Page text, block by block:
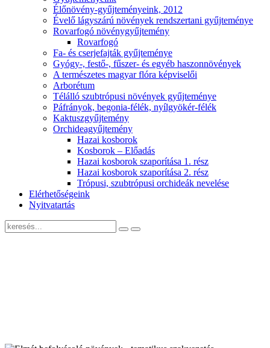
Élőnövény-gyűjteményeink, 2012
Évelő lágyszárú növények rendszertani gyűjteménye
Rovarfogó növénygyűjtemény
Rovarfogó
Fa- és cserjefajták gyűjteménye
Gyógy-, festő-, fűszer- és egyéb haszonnövények
A természetes magyar flóra képviselői
Arborétum
Télálló szubtrópusi növények gyűjteménye
Páfrányok, begonia-félék, nyílgyökér-félék
Kaktuszgyűjtemény
Orchideagyűjtemény
Hazai kosborok
Kosborok – Előadás
Hazai kosborok szaporítása 1. rész
Hazai kosborok szaporítása 2. rész
Trópusi, szubtrópusi orchideák nevelése
Elérhetőségeink
Nyitvatartás